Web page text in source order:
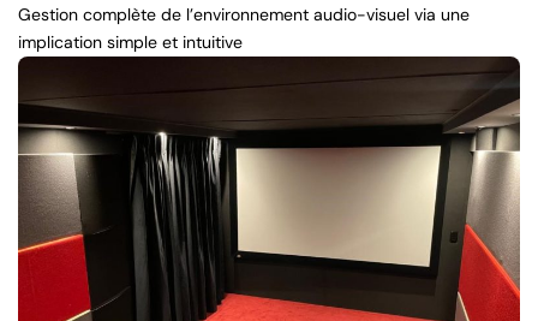
Gestion complète de l’environnement audio-visuel via une
implication simple et intuitive